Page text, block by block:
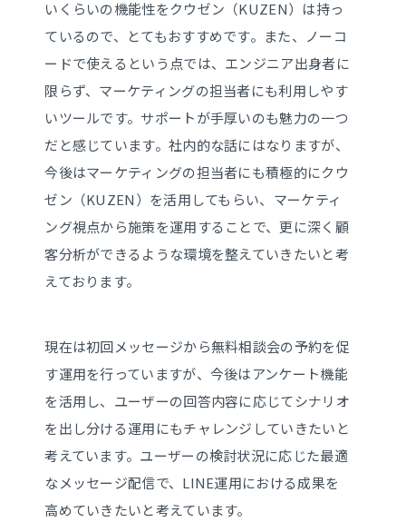
いくらいの機能性をクウゼン（KUZEN）は持っ
ているので、とてもおすすめです。また、ノーコ
ードで使えるという点では、エンジニア出身者に
限らず、マーケティングの担当者にも利用しやす
いツールです。サポートが手厚いのも魅力の一つ
だと感じています。社内的な話にはなりますが、
今後はマーケティングの担当者にも積極的にクウ
ゼン（KUZEN）を活用してもらい、マーケティ
ング視点から施策を運用することで、更に深く顧
客分析ができるような環境を整えていきたいと考
えております。
現在は初回メッセージから無料相談会の予約を促
す運用を行っていますが、今後はアンケート機能
を活用し、ユーザーの回答内容に応じてシナリオ
を出し分ける運用にもチャレンジしていきたいと
考えています。ユーザーの検討状況に応じた最適
なメッセージ配信で、LINE運用における成果を
高めていきたいと考えています。